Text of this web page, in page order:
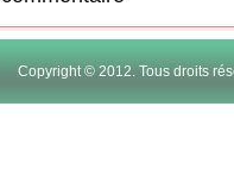
Copyright © 2012. Tous droits